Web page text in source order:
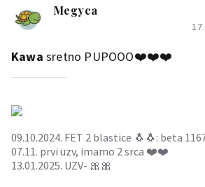
Megyca
Kawa sretno PUPOOO❤️❤️❤️
09.10.2024. FET 2 blastice 🐧🐧: beta
07.11. prvi uzv, imamo 2 srca ❤️❤️
13.01.2025. UZV- 🎀🎀